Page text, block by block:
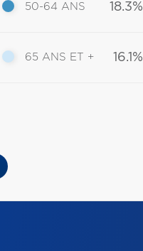
50-64 ANS 18.3%
65 ANS ET + 16.1%